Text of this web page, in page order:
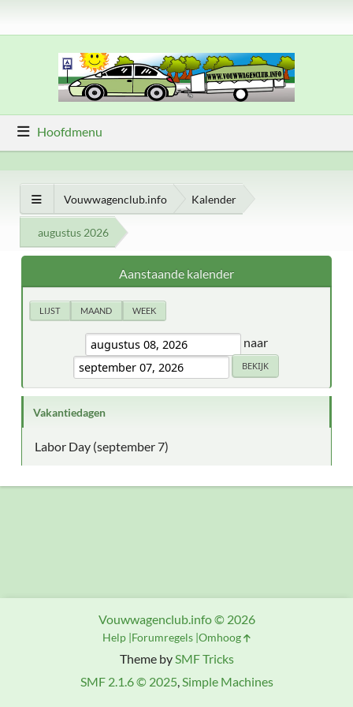
Hoofdmenu
Vouwwagenclub.info Kalender
augustus 2026
Aanstaande kalender
LIJST MAAND WEEK
naar
Vakantiedagen
Labor Day (september 7)
Theme bySMF Tricks
SMF 2.1.6 © 2025,Simple Machines
Vouwwagenclub.info © 2026
Help Forumregels Omhoog